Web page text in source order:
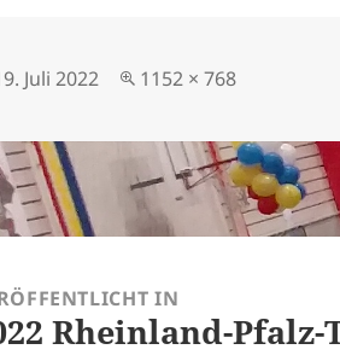
Juli 2022 Originalgröße
1152 × 768
IN
Rheinland-Pfalz-